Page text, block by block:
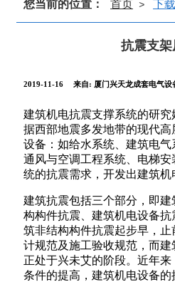
您当前的位置： 首页 > 下载
抗震支架
2019-11-16 来自: 厦门兴天龙成套电气设
建筑机电抗震支撑系统的研究
据西部地震多发地带的现代
设备：如给水系统、建筑电气
通风与空调工程系统、电梯
统的抗震需求，开发出建筑机
建筑抗震包括三个部分，即
构构件抗震、建筑机电设备
筑非结构构件抗震起步早，
计规范及施工验收规范，而
正处于兴未艾的阶段。近年
条件的提高，建筑机电设备